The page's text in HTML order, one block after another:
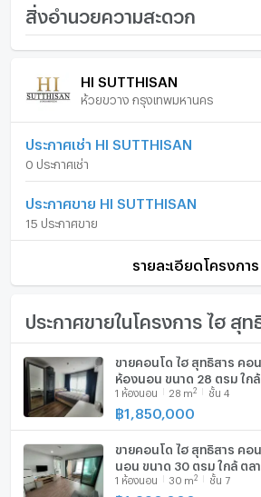
ชื่อโครงการ
อาคาร
ห้องอยู่ชั้นที่
จำนวนห้องนอน
สิ่งอำนวยความสะดวก
ภายในห้อง ภายในโครงการ
เฟอร์นิเจอร์
โทรศัพท์บ้าน
เครื่องทำน้ำร้อน/น้ำอุ่น
ประตูห้องระบบ digital lock
ตู้เย็น
เครื่องดูดควัน
มีอินเตอร์เน็ตไร้สาย (Wi-Fi) ในห้อง
เครื่องซักผ้า
HI SUTTHISAN
ห้วยขวาง กรุงเทพมหานคร
ประกาศเช่า HI SUTTHISAN
0 ประกาศเช่า
ประกาศขาย HI SUTTHISAN
15 ประกาศขาย
รายละเอียดโครงการ
ประกาศขายในโครงการ ไฮ สุท
ขายคอนโด ไฮ สุทธิสาร คอ
ห้องนอน ขนาด 28 ตรม ใกล้
1 ห้องนอน 28 m2 ชั้น 4
฿1,850,000
ขายคอนโด ไฮ สุทธิสาร คอ
นอน ขนาด 30 ตรม ใกล้ ตล
1 ห้องนอน 30 m2 ชั้น 7